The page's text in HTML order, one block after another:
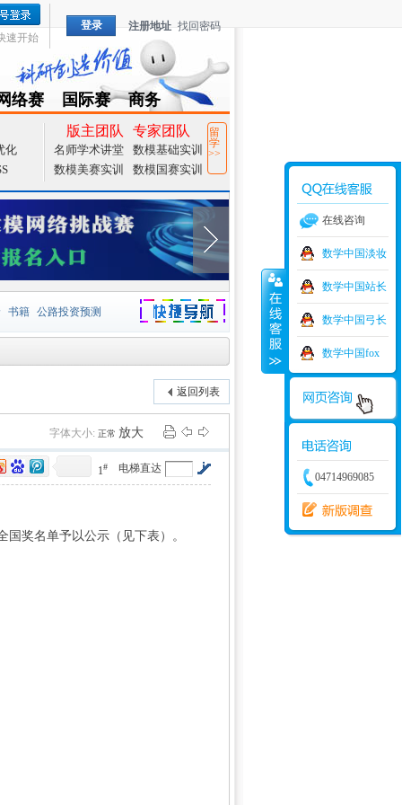
速开始
登录 注册地址 找回密码
络赛
TZMCM
国际赛
CAMCM
商务
Special
化
版主团队 专家团队
名师学术讲堂
数模基础实训
数模美赛实训
数模国赛实训
留
学
>>
捷导航
书籍 公路投资预测
增加体力 比赛
返回列表
字体大小: 正常 放大
电梯直达
1#
国奖名单予以公示（见下表）。
在线咨询
数学中国淡妆
数学中国站长
数学中国弓长
数学中国fox
04714969085